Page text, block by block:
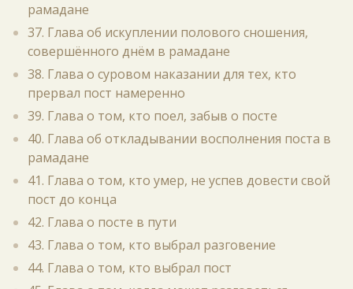
рамадане
37. Глава об искуплении полового сношения,
совершённого днём в рамадане
38. Глава о суровом наказании для тех, кто
прервал пост намеренно
39. Глава о том, кто поел, забыв о посте
40. Глава об откладывании восполнения поста в
рамадане
41. Глава о том, кто умер, не успев довести свой
пост до конца
42. Глава о посте в пути
43. Глава о том, кто выбрал разговение
44. Глава о том, кто выбрал пост